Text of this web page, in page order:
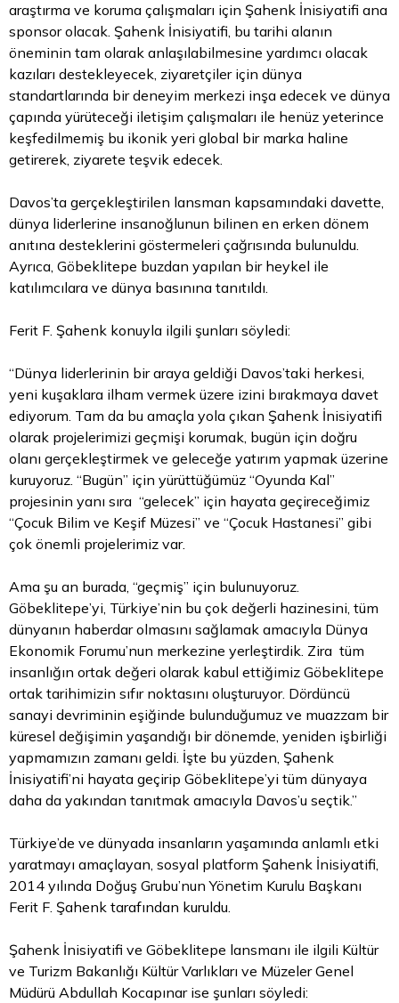
araştırma ve koruma çalışmaları için Şahenk İnisiyatifi ana
sponsor olacak. Şahenk İnisiyatifi, bu tarihi alanın
öneminin tam olarak anlaşılabilmesine yardımcı olacak
kazıları destekleyecek, ziyaretçiler için dünya
standartlarında bir deneyim merkezi inşa edecek ve dünya
çapında yürüteceği iletişim çalışmaları ile henüz yeterince
keşfedilmemiş bu ikonik yeri global bir marka haline
getirerek, ziyarete teşvik edecek.
Davos’ta gerçekleştirilen lansman kapsamındaki davette,
dünya liderlerine insanoğlunun bilinen en erken dönem
anıtına desteklerini göstermeleri çağrısında bulunuldu.
Ayrıca, Göbeklitepe buzdan yapılan bir heykel ile
katılımcılara ve dünya basınına tanıtıldı.
Ferit F. Şahenk konuyla ilgili şunları söyledi:
“Dünya liderlerinin bir araya geldiği Davos’taki herkesi,
yeni kuşaklara ilham vermek üzere izini bırakmaya davet
ediyorum. Tam da bu amaçla yola çıkan Şahenk İnisiyatifi
olarak projelerimizi geçmişi korumak, bugün için doğru
olanı gerçekleştirmek ve geleceğe yatırım yapmak üzerine
kuruyoruz. “Bugün” için yürüttüğümüz “Oyunda Kal”
projesinin yanı sıra “gelecek” için hayata geçireceğimiz
“Çocuk Bilim ve Keşif Müzesi” ve “Çocuk Hastanesi” gibi
çok önemli projelerimiz var.
Ama şu an burada, “geçmiş” için bulunuyoruz.
Göbeklitepe’yi, Türkiye’nin bu çok değerli hazinesini, tüm
dünyanın haberdar olmasını sağlamak amacıyla Dünya
Ekonomik Forumu’nun merkezine yerleştirdik. Zira tüm
insanlığın ortak değeri olarak kabul ettiğimiz Göbeklitepe
ortak tarihimizin sıfır noktasını oluşturuyor. Dördüncü
sanayi devriminin eşiğinde bulunduğumuz ve muazzam bir
küresel değişimin yaşandığı bir dönemde, yeniden işbirliği
yapmamızın zamanı geldi. İşte bu yüzden, Şahenk
İnisiyatifi’ni hayata geçirip Göbeklitepe’yi tüm dünyaya
daha da yakından tanıtmak amacıyla Davos’u seçtik.”
Türkiye’de ve dünyada insanların yaşamında anlamlı etki
yaratmayı amaçlayan, sosyal platform Şahenk İnisiyatifi,
2014 yılında Doğuş Grubu’nun Yönetim Kurulu Başkanı
Ferit F. Şahenk tarafından kuruldu.
Şahenk İnisiyatifi ve Göbeklitepe lansmanı ile ilgili Kültür
ve Turizm Bakanlığı Kültür Varlıkları ve Müzeler Genel
Müdürü Abdullah Kocapınar ise şunları söyledi: